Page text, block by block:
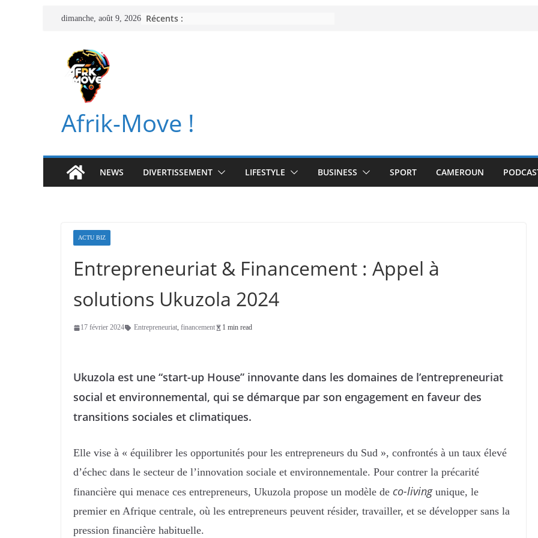
Passer
contenu
dimanche, août 9, 2026 Récents :
Afrik-Move !
NEWS DIVERTISSEMENT LIFESTYLE BUSINESS SPORT CAMEROUN
ACTU BIZ
Entrepreneuriat & Financement : Appel à
solutions Ukuzola 2024
17 février 2024 Entrepreneuriat, financement 1 min read
Ukuzola est une “start-up House” innovante dans les domaines de l’entrepreneuriat
social et environnemental, qui se démarque par son engagement en faveur des
transitions sociales et climatiques.
Elle vise à « équilibrer les opportunités pour les entrepreneurs du Sud », confrontés à un taux élevé
d’échec dans le secteur de l’innovation sociale et environnementale. Pour contrer la précarité
financière qui menace ces entrepreneurs, Ukuzola propose un modèle de co-livingunique, le
premier en Afrique centrale, où les entrepreneurs peuvent résider, travailler, et se développer sans la
pression financière habituelle.